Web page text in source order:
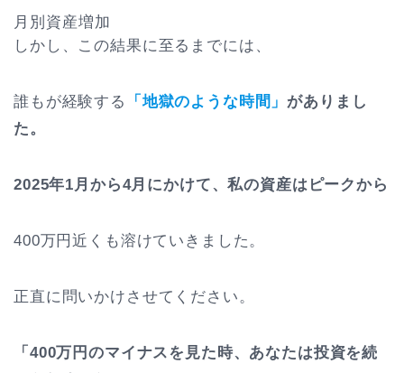
月別資産増加
しかし、この結果に至るまでには、
誰もが経験する 「地獄のような時間」がありまし
た。
2025年1月から4月にかけて、私の資産はピークから
400万円近くも溶けていきました。
正直に問いかけさせてください。
「400万円のマイナスを見た時、あなたは投資を続